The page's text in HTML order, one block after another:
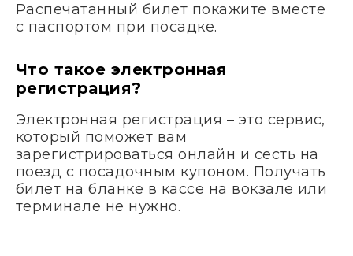
Распечатанный билет покажите вместе
с паспортом при посадке.
Что такое электронная
регистрация?
Электронная регистрация – это сервис,
который поможет вам
зарегистрироваться онлайн и сесть на
поезд с посадочным купоном. Получать
билет на бланке в кассе на вокзале или
терминале не нужно.